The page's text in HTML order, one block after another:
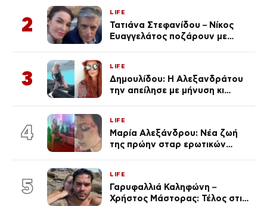
2
LIFE
Τατιάνα Στεφανίδου – Νίκος
Ευαγγελάτος ποζάρουν με
3
LIFE
Δημουλίδου: Η Αλεξανδράτου
την απείλησε με μήνυση κι
ποια είσαι σοκαρίστικα»
4
LIFE
Μαρία Αλεξάνδρου: Νέα ζωή
της πρώην σταρ ερωτικών
(Φωτογραφίες)
5
LIFE
Γαρυφαλλιά Καληφώνη –
Χρήστος Μάστορας: Τέλος στις